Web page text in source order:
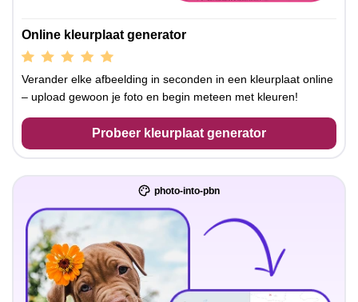
Online kleurplaat generator
Verander elke afbeelding in seconden in een kleurplaat online
– upload gewoon je foto en begin meteen met kleuren!
Probeer kleurplaat generator
photo-into-pbn